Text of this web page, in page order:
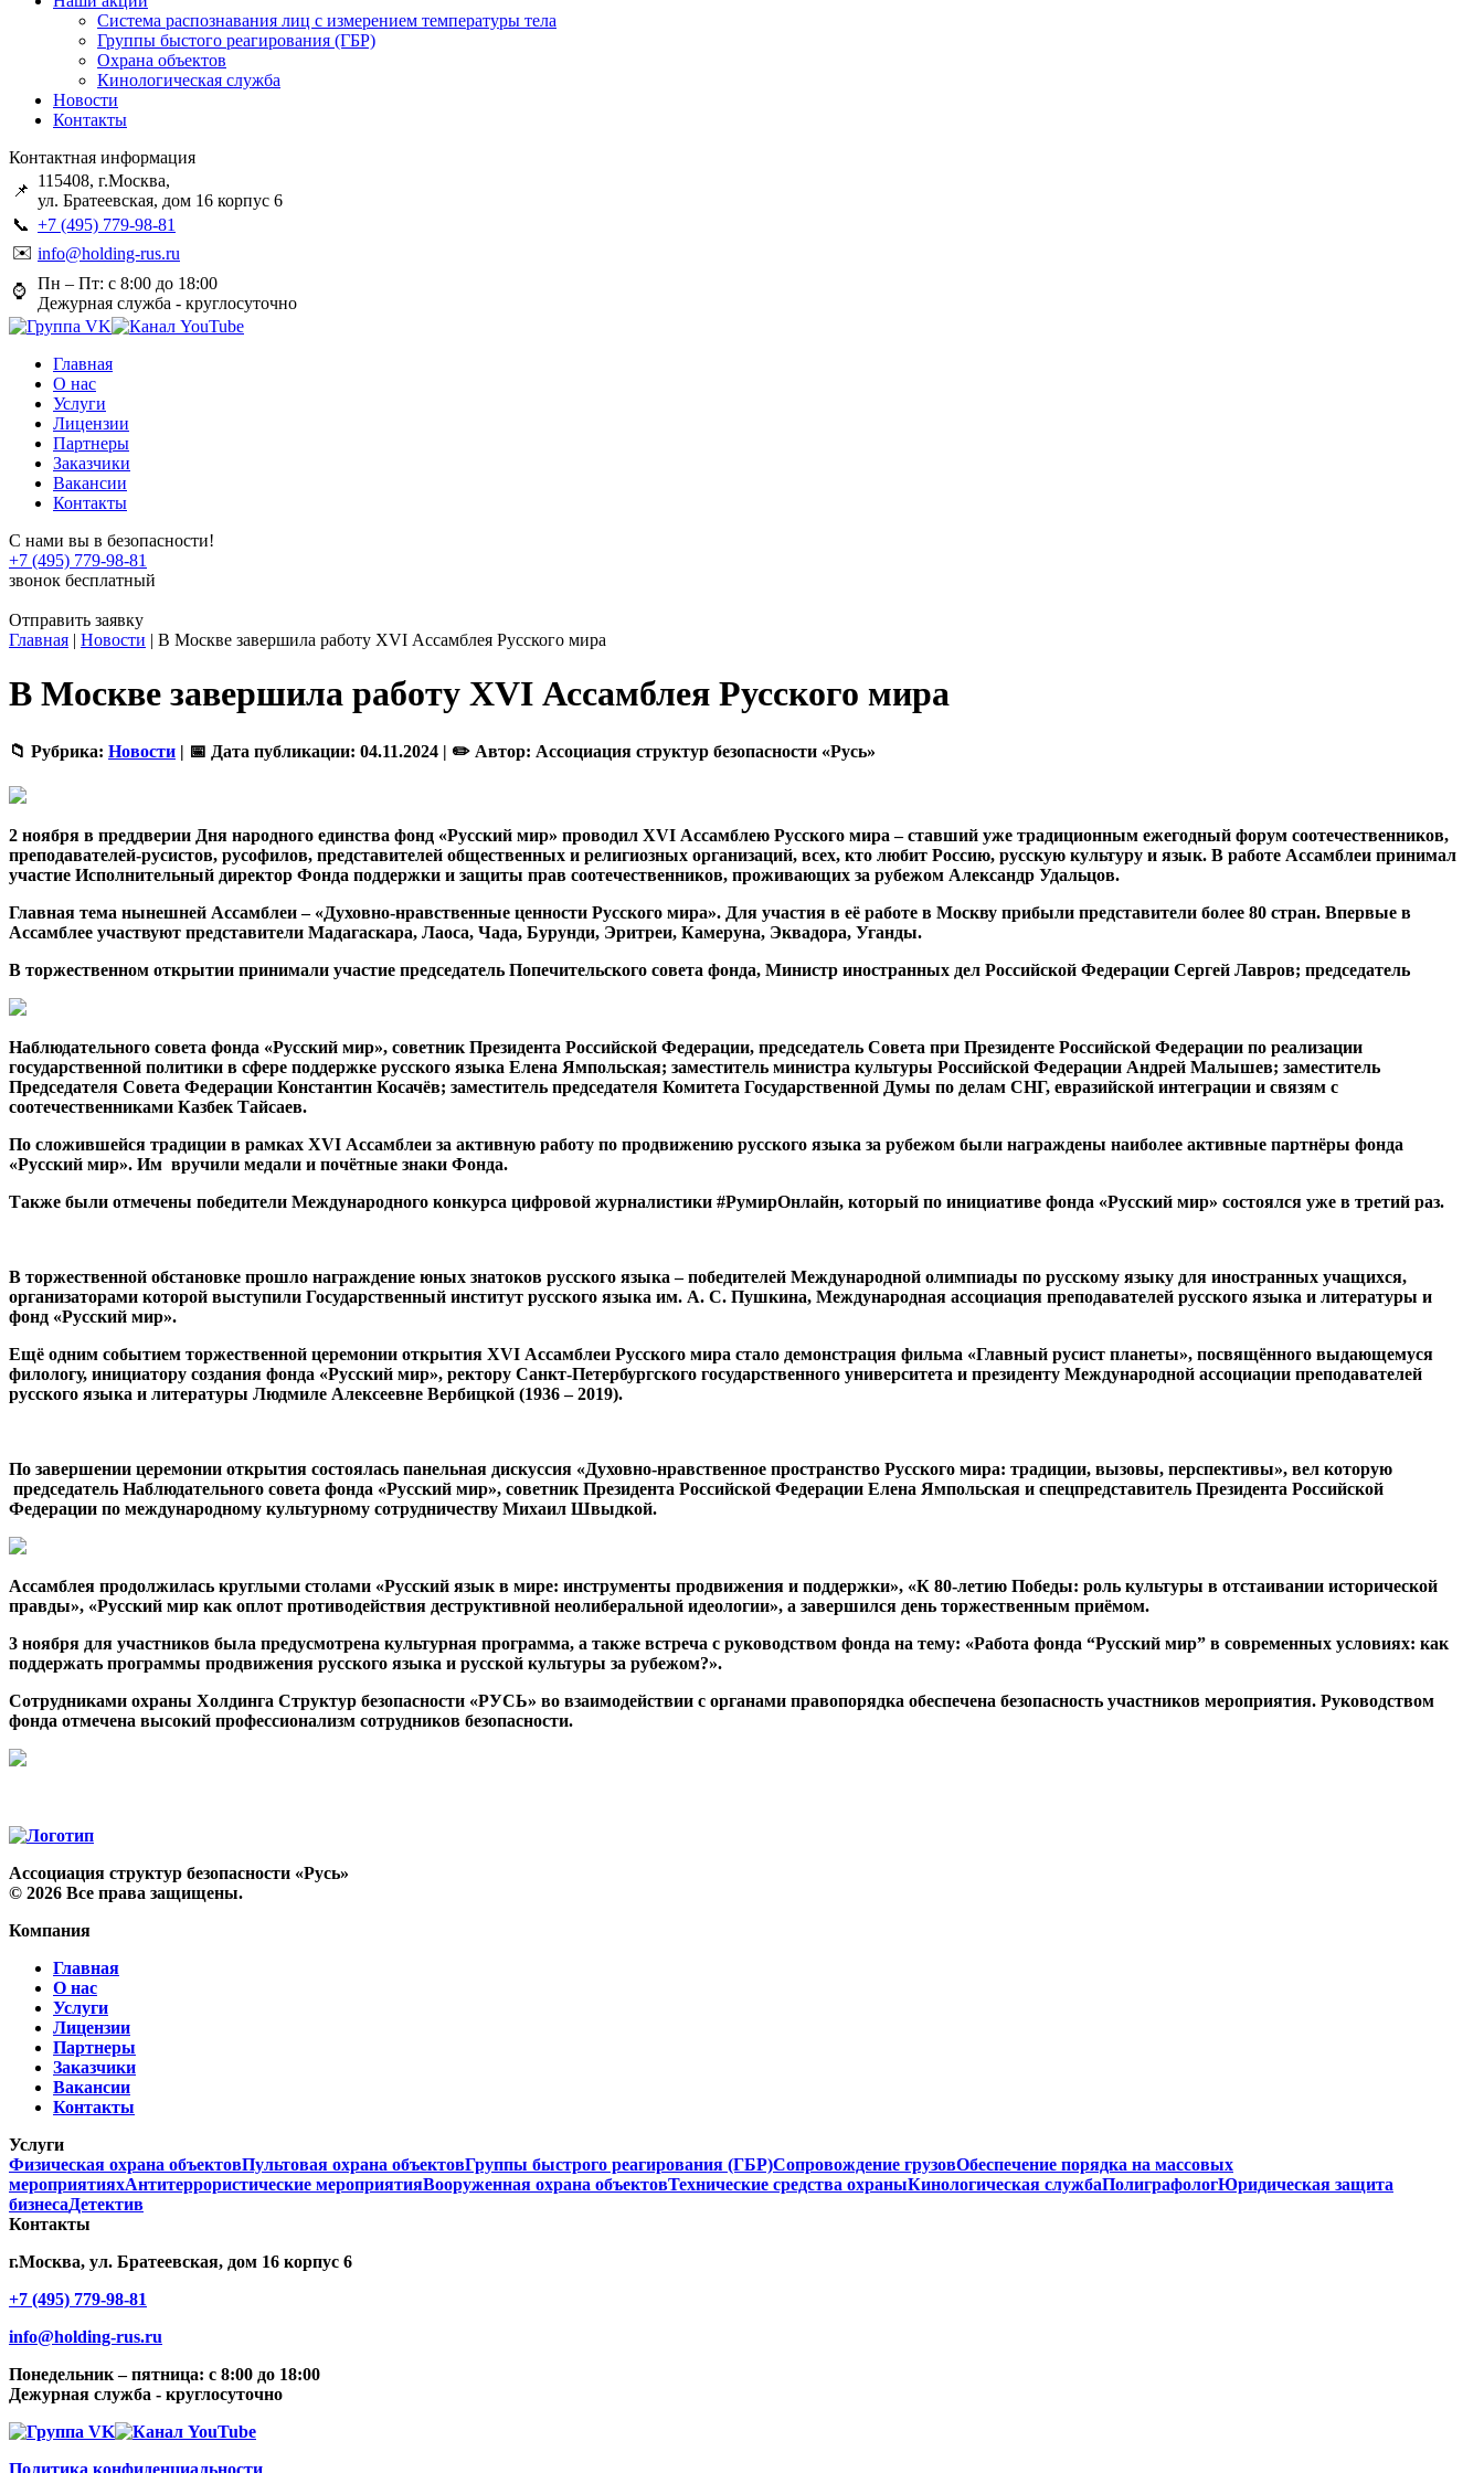
Система распознавания лиц с измерением температуры тела
Группы быстого реагирования (ГБР)
Охрана объектов
Кинологическая служба
Новости
Контакты
Контактная информация
📌
115408, г.Москва,
ул. Братеевская, дом 16 корпус 6
📞 +7 (495) 779-98-81
✉️ info@holding-rus.ru
⌚️ Пн – Пт: с 8:00 до 18:00
Дежурная служба - круглосуточно
Главная
О нас
Услуги
Лицензии
Партнеры
Заказчики
Вакансии
Контакты
С нами вы в безопасности!
+7 (495) 779-98-81
звонок бесплатный
Отправить заявку
Главная | Новости | В Москве завершила работу XVI Ассамблея Русского мира
В Москве завершила работу XVI Ассамблея Русского мира
📁 Рубрика: Новости | 📅 Дата публикации: 04.11.2024 | ✏️ Автор: Ассоциация структур безопасности «Русь»
2 ноября в преддверии Дня народного единства фонд «Русский мир» проводил ХVI Ассамблею Русского мира – ставший уже традиционным ежегодный форум соотечественников,
преподавателей-русистов, русофилов, представителей общественных и религиозных организаций, всех, кто любит Россию, русскую культуру и язык. В работе Ассамблеи принимал
участие Исполнительный директор Фонда поддержки и защиты прав соотечественников, проживающих за рубежом Александр Удальцов.
Главная тема нынешней Ассамблеи – «Духовно-нравственные ценности Русского мира». Для участия в её работе в Москву прибыли представители более 80 стран. Впервые в
Ассамблее участвуют представители Мадагаскара, Лаоса, Чада, Бурунди, Эритреи, Камеруна, Эквадора, Уганды.
В торжественном открытии принимали участие председатель Попечительского совета фонда, Министр иностранных дел Российской Федерации Сергей Лавров; председатель
Наблюдательного совета фонда «Русский мир», советник Президента Российской Федерации, председатель Совета при Президенте Российской Федерации по реализации
государственной политики в сфере поддержке русского языка Елена Ямпольская; заместитель министра культуры Российской Федерации Андрей Малышев; заместитель
Председателя Совета Федерации Константин Косачёв; заместитель председателя Комитета Государственной Думы по делам СНГ, евразийской интеграции и связям с
соотечественниками Казбек Тайсаев.
По сложившейся традиции в рамках XVI Ассамблеи за активную работу по продвижению русского языка за рубежом были награждены наиболее активные партнёры фонда
«Русский мир». Им вручили медали и почётные знаки Фонда.
Также были отмечены победители Международного конкурса цифровой журналистики #РумирОнлайн, который по инициативе фонда «Русский мир» состоялся уже в третий раз.
В торжественной обстановке прошло награждение юных знатоков русского языка – победителей Международной олимпиады по русскому языку для иностранных учащихся,
организаторами которой выступили Государственный институт русского языка им. А. С. Пушкина, Международная ассоциация преподавателей русского языка и литературы и
фонд «Русский мир».
Ещё одним событием торжественной церемонии открытия XVI Ассамблеи Русского мира стало демонстрация фильма «Главный русист планеты», посвящённого выдающемуся
филологу, инициатору создания фонда «Русский мир», ректору Санкт-Петербургского государственного университета и президенту Международной ассоциации преподавателей
русского языка и литературы Людмиле Алексеевне Вербицкой (1936 – 2019).
По завершении церемонии открытия состоялась панельная дискуссия «Духовно-нравственное пространство Русского мира: традиции, вызовы, перспективы», вел которую
председатель Наблюдательного совета фонда «Русский мир», советник Президента Российской Федерации Елена Ямпольская и спецпредставитель Президента Российской
Федерации по международному культурному сотрудничеству Михаил Швыдкой.
Ассамблея продолжилась круглыми столами «Русский язык в мире: инструменты продвижения и поддержки», «К 80-летию Победы: роль культуры в отстаивании исторической
правды», «Русский мир как оплот противодействия деструктивной неолиберальной идеологии», а завершился день торжественным приёмом.
3 ноября для участников была предусмотрена культурная программа, а также встреча с руководством фонда на тему: «Работа фонда “Русский мир” в современных условиях: как
поддержать программы продвижения русского языка и русской культуры за рубежом?».
Сотрудниками охраны Холдинга Структур безопасности «РУСЬ» во взаимодействии с органами правопорядка обеспечена безопасность участников мероприятия. Руководством
фонда отмечена высокий профессионализм сотрудников безопасности.
Ассоциация структур безопасности «Русь»
© 2026 Все права защищены.
Компания
Главная
О нас
Услуги
Лицензии
Партнеры
Заказчики
Вакансии
Контакты
Услуги
Физическая охрана объектовПультовая охрана объектовГруппы быстрого реагирования (ГБР)Сопровождение грузовОбеспечение порядка на массовых
мероприятияхАнтитеррористические мероприятияВооруженная охрана объектовТехнические средства охраныКинологическая службаПолиграфологЮридическая защита
бизнесаДетектив
Контакты
г.Москва, ул. Братеевская, дом 16 корпус 6
+7 (495) 779-98-81
info@holding-rus.ru
Понедельник – пятница: с 8:00 до 18:00
Дежурная служба - круглосуточно
Политика конфиденциальности